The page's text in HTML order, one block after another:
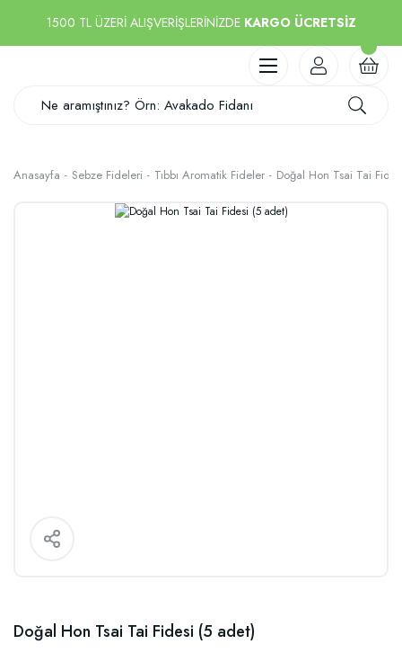
1500 TL ÜZERİ ALIŞVERİŞLERİNİZDE KARGO ÜCRETSİZ
Anasayfa Sebze Fideleri Tıbbı Aromatik Fideler Doğal Hon Tsai Tai
Doğal Hon Tsai Tai Fidesi (5 adet)